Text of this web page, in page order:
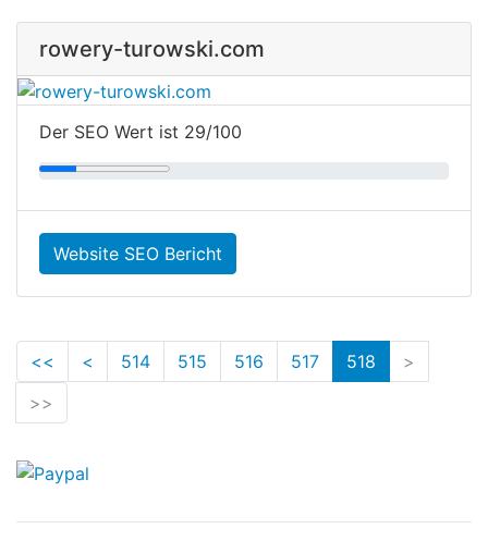
rowery-turowski.com
Der SEO Wert ist 29/100
Website SEO Bericht
<< < 514 515 516 517 518
>
>>